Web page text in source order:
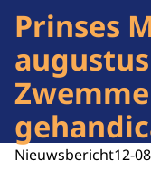
Prinses
Nieuwsbericht12-